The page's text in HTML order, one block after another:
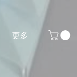
更多